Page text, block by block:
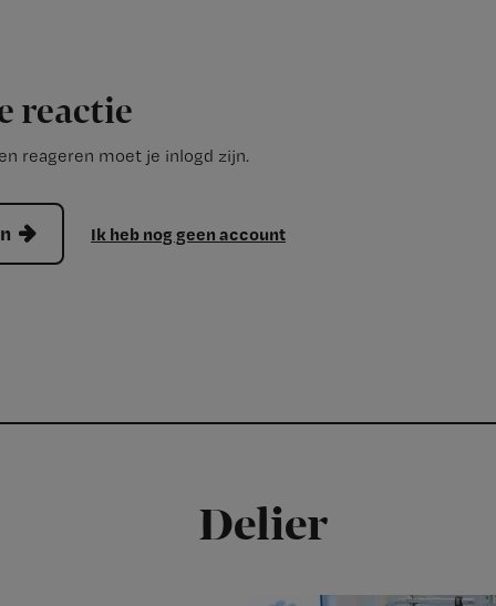
reactie
reageren moet je inlogd zijn.
Ik heb nog geen account
Delier